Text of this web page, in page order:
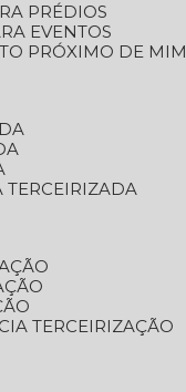
PRÉDIOS
EVENTOS
PRÓXIMO DE MIM
TERCEIRIZADA
TERCEIRIZAÇÃO